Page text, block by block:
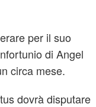
per il suo
di Angel
circa mese.
dovrà disputare